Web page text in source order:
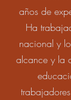
años de
Ha
nacional y
alcance y la